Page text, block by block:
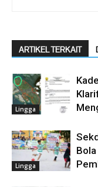
ARTIKEL TERKAIT
Lingga
Lingga